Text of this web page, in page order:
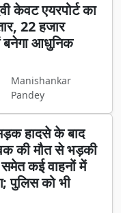
केवट एयरपोर्ट का
22 हजार
बनेगा आधुनिक
Manishankar
Pandey
हादसे के बाद
की मौत से भड़की
कई वाहनों में
पुलिस को भी